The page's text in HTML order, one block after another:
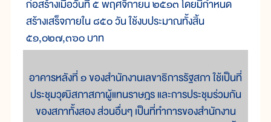
ก่อสร้างเมื่อวันที่ ๕ พฤศจิกายน ๒๕๑๓ โดยมีกำหนด
สร้างเสร็จภายใน ๘๕๐ วัน ใช้งบประมาณทั้งสิ้น
๕๑,๐๒๗,๓๖๐ บาท
อาคารหลังที่ ๑ ของสำนักงานเลขาธิการรัฐสภา ใช้เป็นที่
ประชุมวุฒิสภาสภาผู้แทนราษฎร และการประชุมร่วมกัน
ของสภาทั้งสอง ส่วนอื่นๆ เป็นที่ทำการของสำนักงาน